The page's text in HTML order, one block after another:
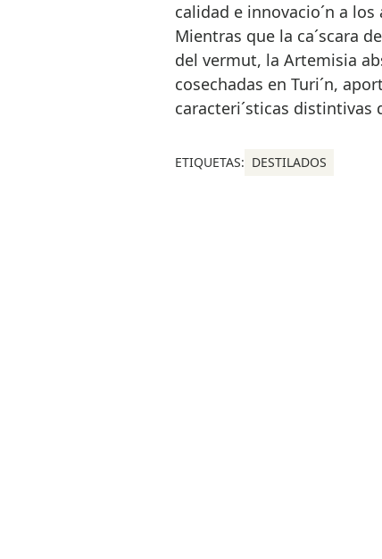
calidad e innovacio´n a
Mientras que la ca´scara
del vermut, la Artemisia
cosechadas en Turi´n,
caracteri´sticas
ETIQUETAS: DESTILADOS